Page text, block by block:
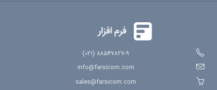
88547827-9 (021)
info@farsicom.com
sales@farsicom.com